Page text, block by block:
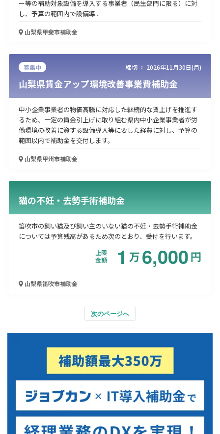
ー等の補助対象設備を導入する事業者（民生部門に限る）に対
し、予算の範囲内で設備導...
山梨県甲斐市補助金
募集中 締切 ： 2026年11月30日(月)
山梨県賃金アップ環境改善事業費補助金
中小企業事業者の物価高騰に対応した継続的な賃上げを推進す
るため、一定の賃金引上げに取り組む県内中小企業事業者が労
働環境の改善に資する設備導入等に要した経費に対し、予算の
範囲以内で補助金を交付します。
山梨県甲州市補助金
猫の不妊・去勢手術補助金
笛吹市の飼い猫及び飼い主のいない猫の不妊・去勢手術補助金
については予算残高があるため次のとおり、受付を行います。
上限
金額
1 万6,000円
山梨県笛吹市補助金
次のページへ